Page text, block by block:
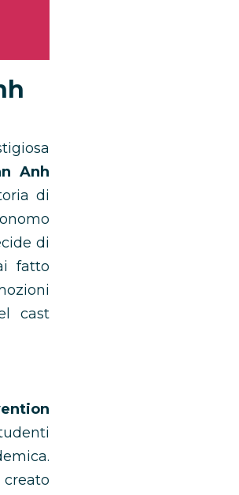
Anh
di
di
fatto
cast
creato